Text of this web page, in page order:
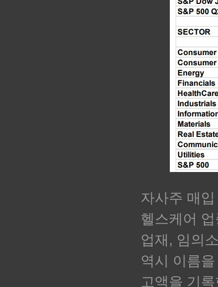
자사주 매
헬스케어
업재, 임의
역시 이름
고액을 기